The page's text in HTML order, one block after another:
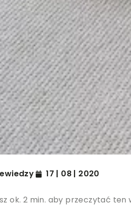
17 | 08 | 2020
ok. 2 min. aby przeczytać ten